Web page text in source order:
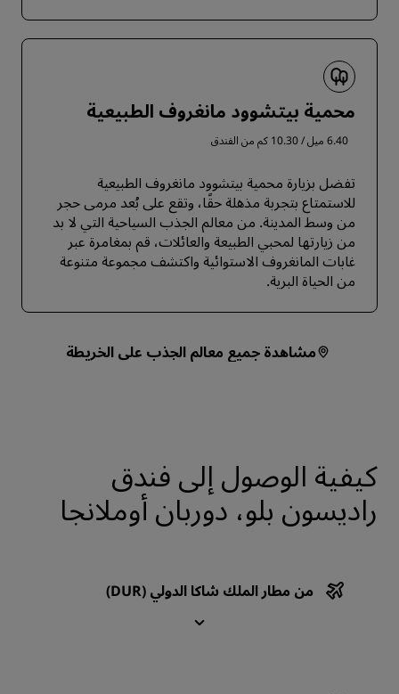
محمية بيتشوود مانغروف الطبيعية
6.40 ميل / 10.30 كم من الفندق
تفضل بزيارة محمية بيتشوود مانغروف الطبيعية
للاستمتاع بتجربة مذهلة حقًا، وتقع على بُعد مرمى حجر
من وسط المدينة. من معالم الجذب السياحية التي لا بد
من زيارتها لمحبي الطبيعة والعائلات، قم بمغامرة عبر
غابات المانغروف الاستوائية واكتشف مجموعة متنوعة
من الحياة البرية.
مشاهدة جميع معالم الجذب على الخريطة
كيفية الوصول إلى فندق
راديسون بلو، دوربان أوملانجا
من مطار الملك شاكا الدولي (DUR)